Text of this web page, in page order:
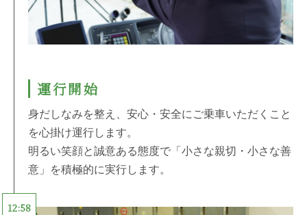
運行開始
身だしなみを整え、安心・安全にご乗車いただくこと
を心掛け運行します。
明るい笑顔と誠意ある態度で「小さな親切・小さな善
意」を積極的に実行します。
12:58